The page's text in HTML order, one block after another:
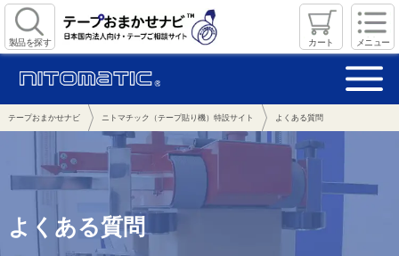
製品を探す カート メニュー
テープおまかせナビ ニトマチック（テープ貼り機）特設サイト よくある質問
よくある質問